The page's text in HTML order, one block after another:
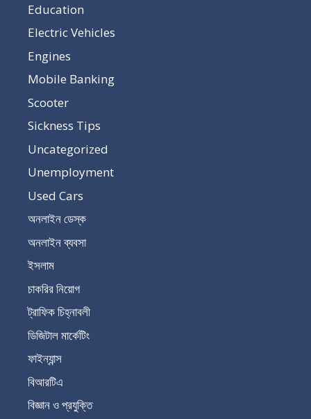
Education
Electric Vehicles
Engines
Mobile Banking
Scooter
Sickness Tips
Uncategorized
Unemployment
Used Cars
অনলাইন ডেস্ক
অনলাইন ব্যবসা
ইসলাম
চাকরির নিয়োগ
ট্রাফিক চিহ্নাবলী
ডিজিটাল মার্কেটিং
ফাইন্যান্স
বিআরটিএ
বিজ্ঞান ও প্রযুক্তি